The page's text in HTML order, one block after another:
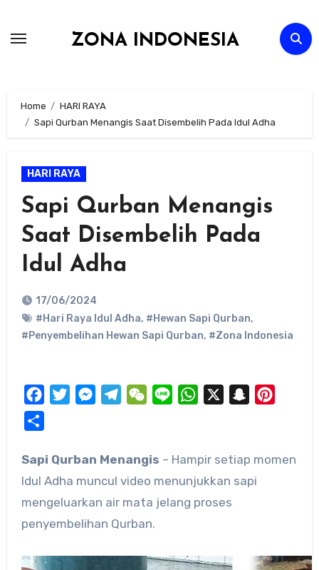
ZONA INDONESIA
Home
HARI RAYA
Sapi Qurban Menangis Saat Disembelih Pada Idul Adha
HARI RAYA
Sapi Qurban Menangis
Saat Disembelih Pada
Idul Adha
17/06/2024
#Hari Raya Idul Adha, #Hewan Sapi Qurban,
#Penyembelihan Hewan Sapi Qurban, #Zona Indonesia
FacebookTwitterMessengerTelegramWeChat
Line WhatsApp Snapchat
Sapi Qurban Menangis – Hampir setiap momen
Idul Adha muncul video menunjukkan sapi
mengeluarkan air mata jelang proses
penyembelihan Qurban.